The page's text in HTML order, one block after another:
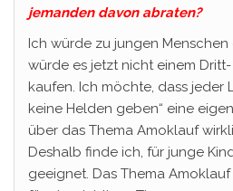
jemanden davon abraten?
Ich würde zu jungen
würde es jetzt nicht einem
kaufen. Ich möchte, dass jeder
keine Helden geben“ eine
über das Thema Amoklauf
Deshalb finde ich, für junge
geeignet. Das Thema